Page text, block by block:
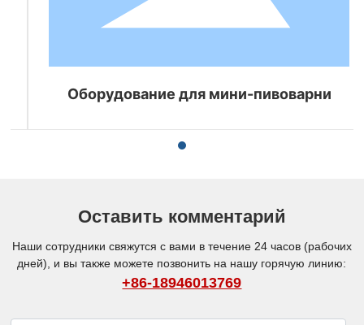
Оборудование для мини-пивоварни
Оставить комментарий
Наши сотрудники свяжутся с вами в течение 24 часов (рабочих
дней), и вы также можете позвонить на нашу горячую линию:
+86-18946013769